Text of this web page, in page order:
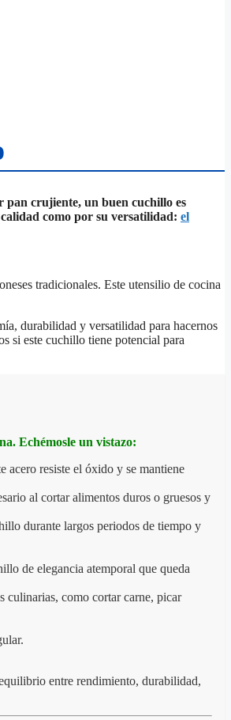
pan crujiente, un buen cuchillo es
como por su versatilidad: el
tradicionales. Este utensilio de cocina
durabilidad y versatilidad para hacernos
si este cuchillo tiene potencial para
Echémosle un vistazo:
acero resiste el óxido y se mantiene
al cortar alimentos duros o gruesos y
durante largos periodos de tiempo y
de elegancia atemporal que queda
culinarias, como cortar carne, picar
entre rendimiento, durabilidad,